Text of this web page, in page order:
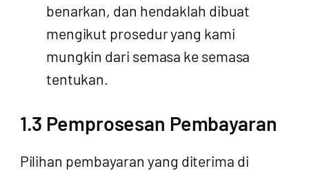
benarkan, dan hendaklah dibuat
mengikut prosedur yang kami
mungkin dari semasa ke semasa
tentukan.
1.3 Pemprosesan Pembayaran
Pilihan pembayaran yang diterima di